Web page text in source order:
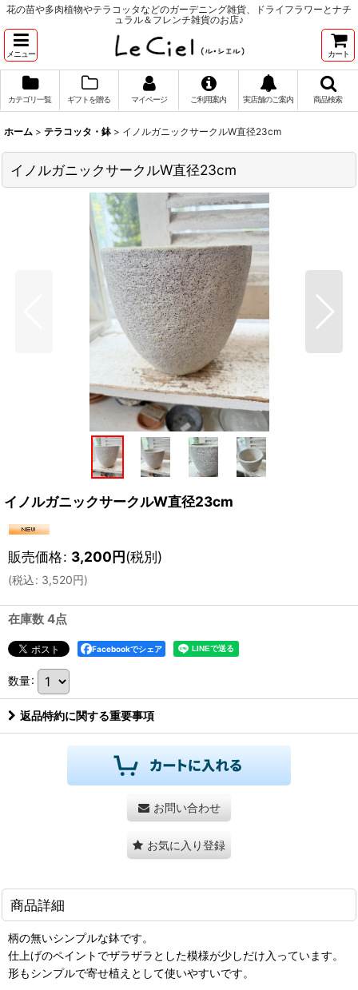
花の苗や多肉植物やテラコッタなどのガーデニング雑貨、ドライフラワーとナチ
ュラル＆フレンチ雑貨のお店♪
メニュー カート
カテゴリ一覧 ギフトを贈る マイページ ご利用案内 実店舗のご案内 商品検索
ホーム > テラコッタ・鉢 > イノルガニックサークルW直径23cm
イノルガニックサークルW直径23cm
イノルガニックサークルW直径23cm
販売価格: 3,200円(税別)
(税込: 3,520円)
在庫数 4点
Facebookでシェア
数量:
返品特約に関する重要事項
お問い合わせ
お気に入り登録
商品詳細
柄の無いシンプルな鉢です。
仕上げのペイントでザラザラとした模様が少しだけ入っています。
形もシンプルで寄せ植えとして使いやすいです。